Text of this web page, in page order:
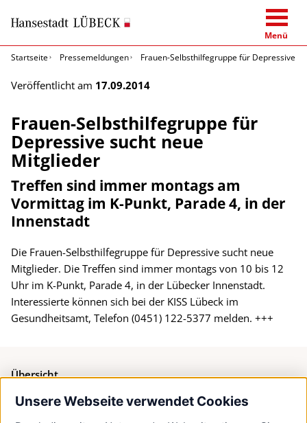
Unsere Webseite verwendet Cookies
Menü
Startseite
Pressemeldungen Frauen-Selbsthilfegruppe für Depressive
Veröffentlicht am 17.09.2014
Frauen-Selbsthilfegruppe für
Depressive sucht neue
Mitglieder
Treffen sind immer montags am
Vormittag im K-Punkt, Parade 4, in der
Innenstadt
Die Frauen-Selbsthilfegruppe für Depressive sucht neue
Mitglieder. Die Treffen sind immer montags von 10 bis 12
Uhr im K-Punkt, Parade 4, in der Lübecker Innenstadt.
Interessierte können sich bei der KISS Lübeck im
Gesundheitsamt, Telefon (0451) 122-5377 melden. +++
Übersicht
Bürgerservice